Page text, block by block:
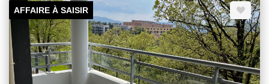
AFFAIRE À SAISIR